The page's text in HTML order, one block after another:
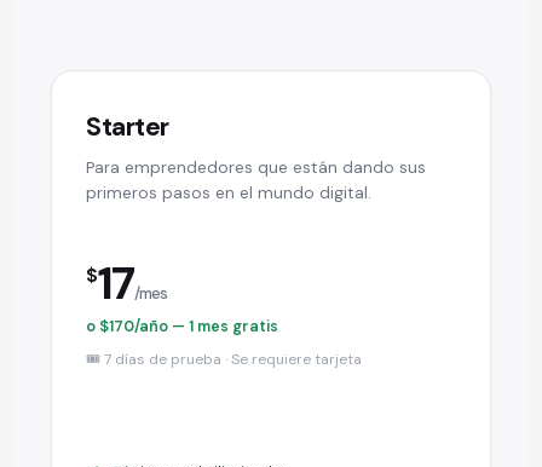
Starter
Para emprendedores que están dando sus
primeros pasos en el mundo digital.
$17/mes
o $170/año — 1 mes gratis
🎟️ 7 días de prueba · Se requiere tarjeta